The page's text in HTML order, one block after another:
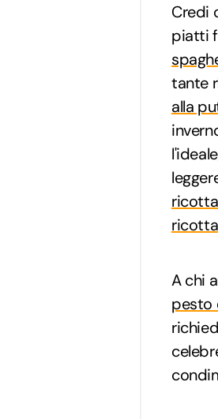
Credi
piatti
tante
alla
ricotta
A chi
pesto